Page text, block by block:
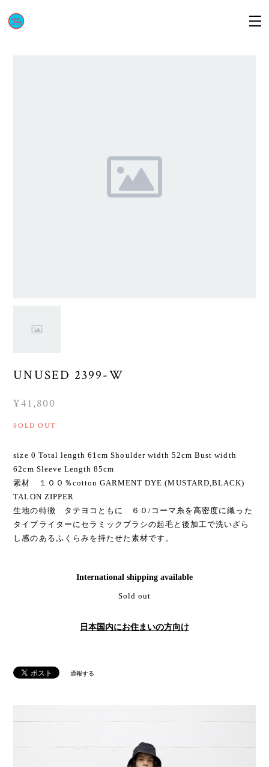
UNUSED 2399-W
¥41,800
SOLD OUT
size 0 Total length 61cm Shoulder width 52cm Bust width
62cm Sleeve Length 85cm
素材 １００％cotton GARMENT DYE (MUSTARD,BLACK)
TALON ZIPPER
生地の特徴 タテヨコともに ６０/コーマ糸を高密度に織った
タイプライターにセラミックブラシの起毛と後加工で洗いざら
し感のあるふくらみを持たせた素材です。
International shipping available
Sold out
日本国内にお住まいの方向け
通報する